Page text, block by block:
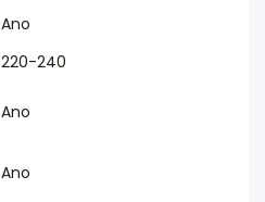
Ano
220-240
Ano
Ano